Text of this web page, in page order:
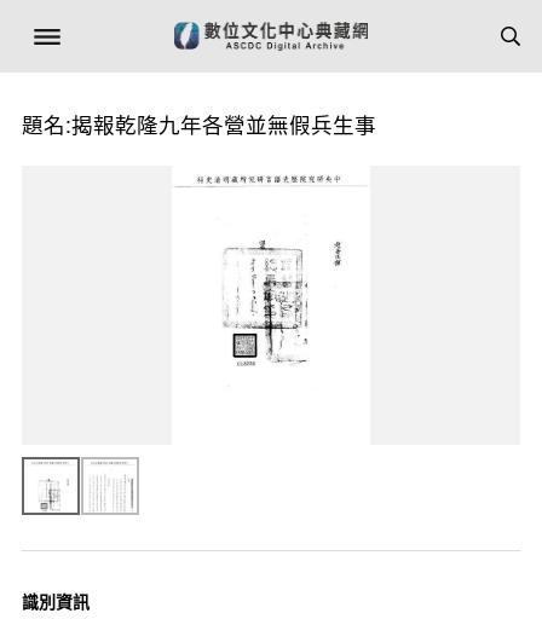
題名:揭報乾隆九年各營並無假兵生事
識別資訊